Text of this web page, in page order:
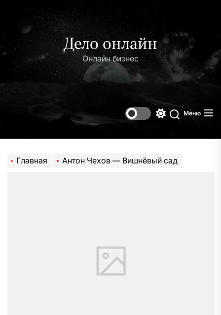
содержимому
Дело онлайн
Онлайн бизнес
Поиск
Меню
Главная Антон Чехов — Вишнёвый сад